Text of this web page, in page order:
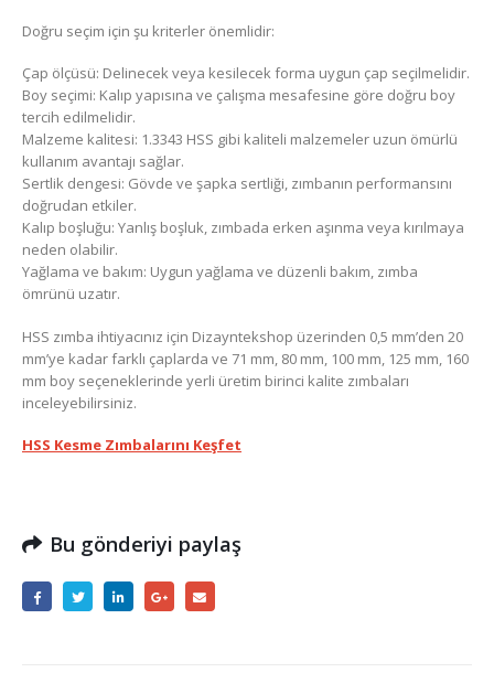
Doğru seçim için şu kriterler önemlidir:
Çap ölçüsü: Delinecek veya kesilecek forma uygun çap seçilmelidir.
Boy seçimi: Kalıp yapısına ve çalışma mesafesine göre doğru boy
tercih edilmelidir.
Malzeme kalitesi: 1.3343 HSS gibi kaliteli malzemeler uzun ömürlü
kullanım avantajı sağlar.
Sertlik dengesi: Gövde ve şapka sertliği, zımbanın performansını
doğrudan etkiler.
Kalıp boşluğu: Yanlış boşluk, zımbada erken aşınma veya kırılmaya
neden olabilir.
Yağlama ve bakım: Uygun yağlama ve düzenli bakım, zımba
ömrünü uzatır.
HSS zımba ihtiyacınız için Dizayntekshop üzerinden 0,5 mm’den 20
mm’ye kadar farklı çaplarda ve 71 mm, 80 mm, 100 mm, 125 mm, 160
mm boy seçeneklerinde yerli üretim birinci kalite zımbaları
inceleyebilirsiniz.
HSS Kesme Zımbalarını Keşfet
Bu gönderiyi paylaş